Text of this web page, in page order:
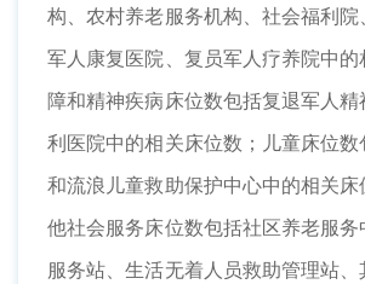
构、农村养老服务机构、社会福利
军人康复医院、复员军人疗养院中
障和精神疾病床位数包括复退军人
利医院中的相关床位数；儿童床位
和流浪儿童救助保护中心中的相关
他社会服务床位数包括社区养老服
服务站、生活无着人员救助管理站、